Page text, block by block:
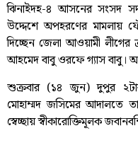
ঝিনাইদহ-৪ আসনের সংসদ
উদ্দেশে অপহরণের মামলায়
দিচ্ছেন জেলা আওয়ামী
আহমেদ বাবু ওরফে গ্যাস বাবু।
শুক্রবার (১৪ জুন) দুপুর ২টার
মোহাম্মদ জসিমের আদালতে
স্বেচ্ছায় স্বীকারোক্তিমূলক